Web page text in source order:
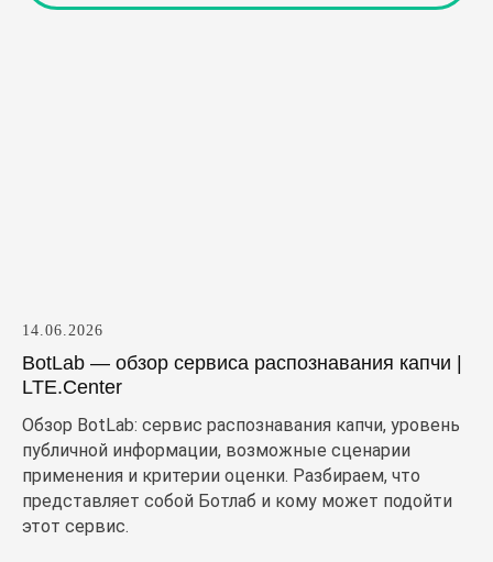
14.06.2026
BotLab — обзор сервиса распознавания капчи |
LTE.Center
Обзор BotLab: сервис распознавания капчи, уровень
публичной информации, возможные сценарии
применения и критерии оценки. Разбираем, что
представляет собой Ботлаб и кому может подойти
этот сервис.